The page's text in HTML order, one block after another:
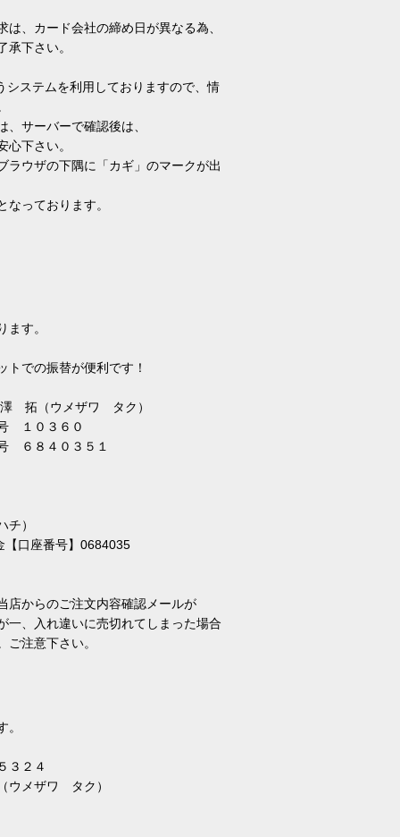
、カード会社の締め日が異なる為、
下さい。
システムを利用しておりますので、情
サーバーで確認後は、
下さい。
ウザの下隅に「カギ」のマークが出
っております。
す。
トでの振替が便利です！
澤 拓（ウメザワ タク）
６０
３５１
）
【口座番号】0684035
からのご注文内容確認メールが
一、入れ違いに売切れてしまった場合
ご注意下さい。
４
ザワ タク）